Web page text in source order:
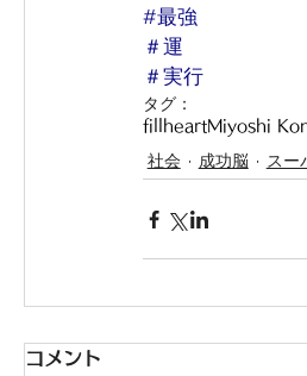
#最強
＃運
＃実行
タグ：
fillheartMiyoshi
社会 成功脳 スー
コメント